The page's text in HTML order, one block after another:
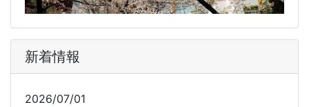
新着情報
2026/07/01